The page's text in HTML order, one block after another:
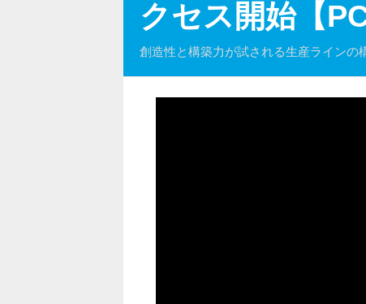
クセス開始【
創造性と構築力が試される生産ラインの